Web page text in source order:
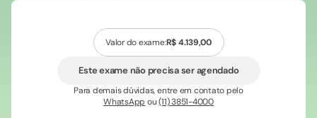
Valor do exame:R$ 4.139,00
Este exame não precisa ser agendado
Para demais dúvidas, entre em contato pelo
WhatsApp ou(11) 3851-4000